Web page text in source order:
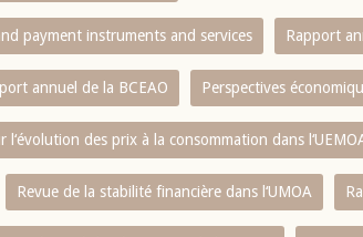
payment instruments and services Rapport
annuel de la BCEAO Perspectives
l‘évolution des prix à la consommation dans
Revue de la stabilité financière dans l‘UMOA